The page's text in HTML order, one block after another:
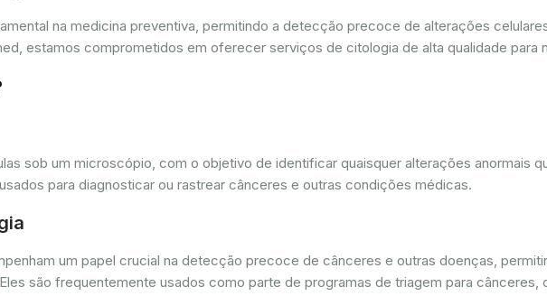
na medicina preventiva, permitindo a detecção precoce de alterações
estamos comprometidos em oferecer serviços de citologia de alta qualidade para
sob um microscópio, com o objetivo de identificar quaisquer alterações anormais
para diagnosticar ou rastrear cânceres e outras condições médicas.
um papel crucial na detecção precoce de cânceres e outras doenças,
são frequentemente usados como parte de programas de triagem para